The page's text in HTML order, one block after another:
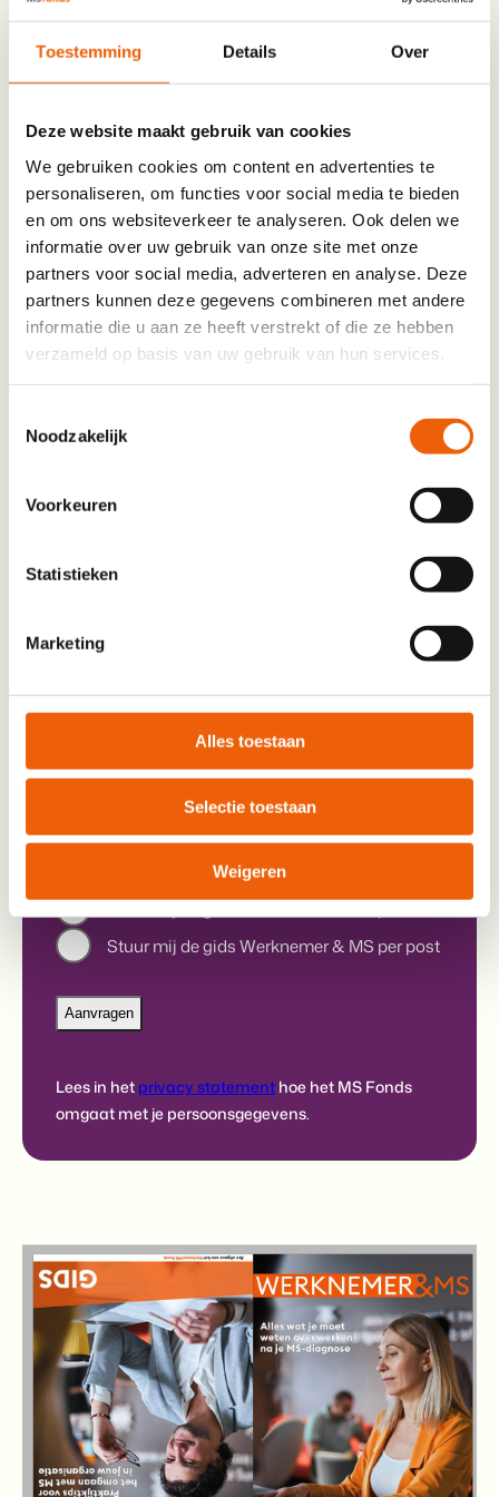
Toestemming Details Over
Deze website maakt gebruik van cookies
We gebruiken cookies om content en advertenties te
personaliseren, om functies voor social media te bieden
en om ons websiteverkeer te analyseren. Ook delen we
informatie over uw gebruik van onze site met onze
partners voor social media, adverteren en analyse. Deze
partners kunnen deze gegevens combineren met andere
informatie die u aan ze heeft verstrekt of die ze hebben
verzameld op basis van uw gebruik van hun services.
Noodzakelijk
Voorkeuren
Statistieken
Marketing
Alles toestaan
Selectie toestaan
Weigeren
slash
JJJJ
te krijgen van de leeftijd van onze achterban, en
om je te kunnen feliciteren met je verjaardag.
E-mailadres
E-mailadres invoeren
E-mailadres bevestigen
E-mailadres gebruiken we om je de digitale
werkgids toe te sturen en je verder op de hoogte
Nieuwsbrief
Ja, ik blijf graag via e-mail en social media
Telefoon
Contact
TM
Ja, het MS Fonds mag mij (max. 1-2 keer per
jaar) bellen over hun activiteiten, werkzaamheden
voor een toekomst zonder MS en hoe ik daaraan
Stuur mij de gids Werknemer & MS per post
Lees in het privacy statement hoe het MS Fonds
omgaat met je persoonsgegevens.